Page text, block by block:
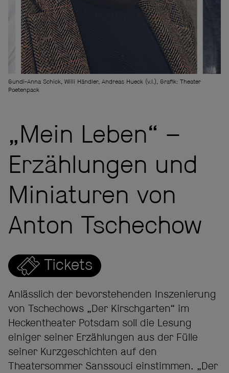
Gundi-Anna Schick, Willi Händler, Andreas Hueck (v.l.), Grafik: Theater
Poetenpack
„Mein Leben“ –
Erzählungen und
Miniaturen von
Anton Tschechow
Tickets
Anlässlich der bevorstehenden Inszenierung
von Tschechows „Der Kirschgarten“ im
Heckentheater Potsdam soll die Lesung
einiger seiner Erzählungen aus der Fülle
seiner Kurzgeschichten auf den
Theatersommer Sanssouci einstimmen. „Der